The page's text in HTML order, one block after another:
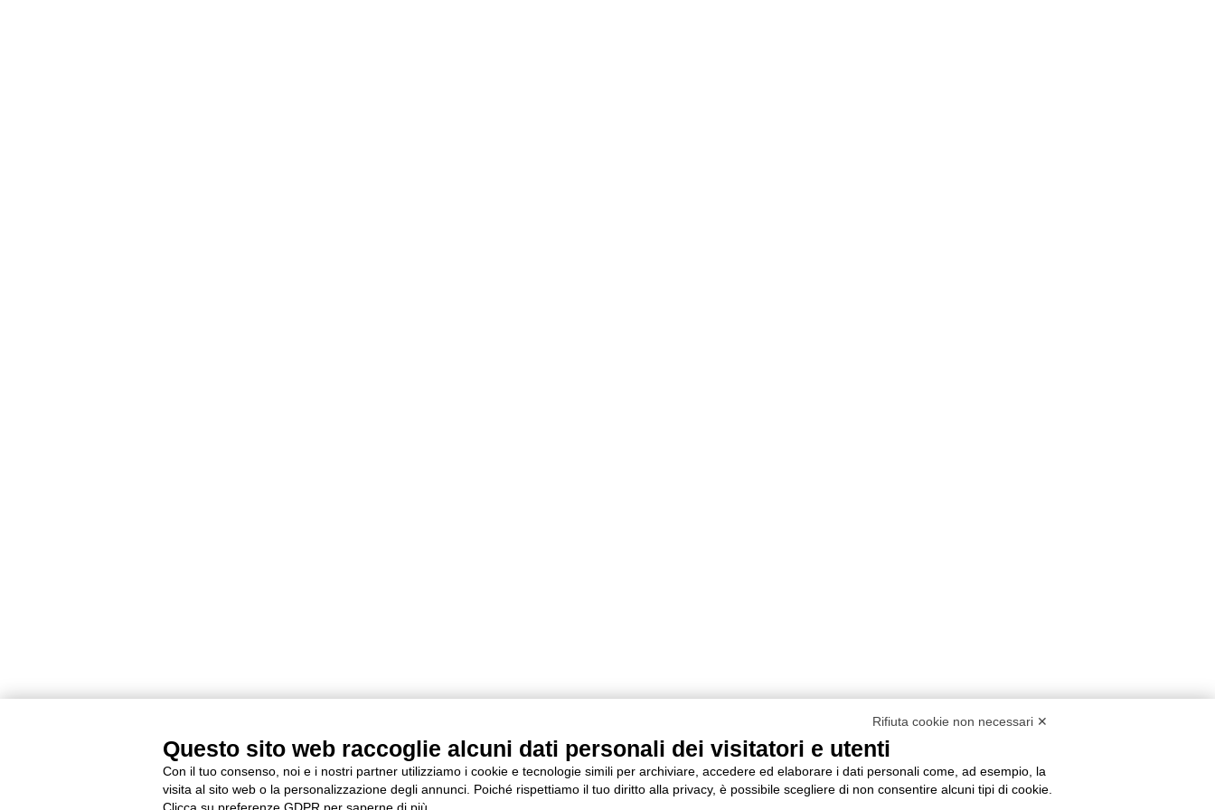
Rifiuta cookie non necessari ✕
Questo sito web raccoglie alcuni dati personali dei visitatori e utenti
Con il tuo consenso, noi e i nostri partner utilizziamo i cookie e tecnologie simili per archiviare, accedere ed elaborare i dati personali come, ad esempio, la
visita al sito web o la personalizzazione degli annunci. Poiché rispettiamo il tuo diritto alla privacy, è possibile scegliere di non consentire alcuni tipi di cookie.